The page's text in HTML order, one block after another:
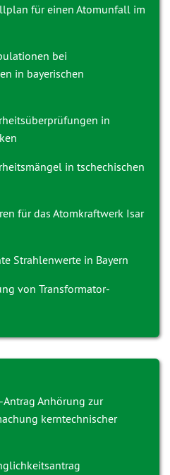
für einen Atomunfall im
bei
in bayerischen
in
in tschechischen
für das Atomkraftwerk Isar
Strahlenwerte in Bayern
von Transformator-
Antrag Anhörung zur
kerntechnischer